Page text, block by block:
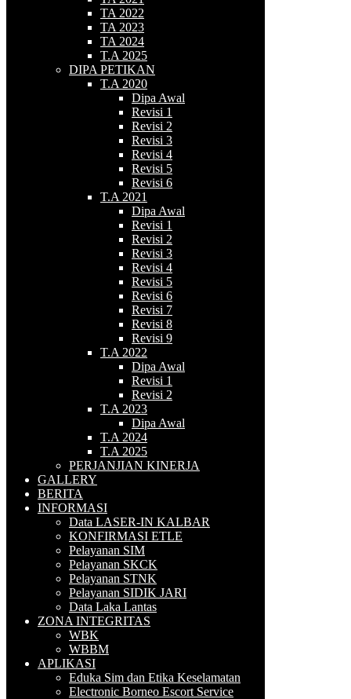
TA 2022
TA 2023
TA 2024
T.A 2025
DIPA PETIKAN
T.A 2020
Dipa Awal
Revisi 1
Revisi 2
Revisi 3
Revisi 4
Revisi 5
Revisi 6
T.A 2021
Dipa Awal
Revisi 1
Revisi 2
Revisi 3
Revisi 4
Revisi 5
Revisi 6
Revisi 7
Revisi 8
Revisi 9
T.A 2022
Dipa Awal
Revisi 1
Revisi 2
T.A 2023
Dipa Awal
T.A 2024
T.A 2025
PERJANJIAN KINERJA
GALLERY
BERITA
INFORMASI
Data LASER-IN KALBAR
KONFIRMASI ETLE
Pelayanan SIM
Pelayanan SKCK
Pelayanan STNK
Pelayanan SIDIK JARI
Data Laka Lantas
ZONA INTEGRITAS
WBK
WBBM
APLIKASI
Eduka Sim dan Etika Keselamatan
Electronic Borneo Escort Service